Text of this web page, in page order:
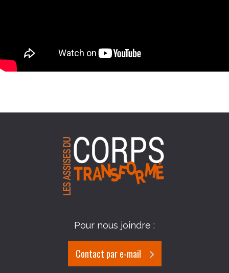
Pour nous joindre :
Contact par e-mail